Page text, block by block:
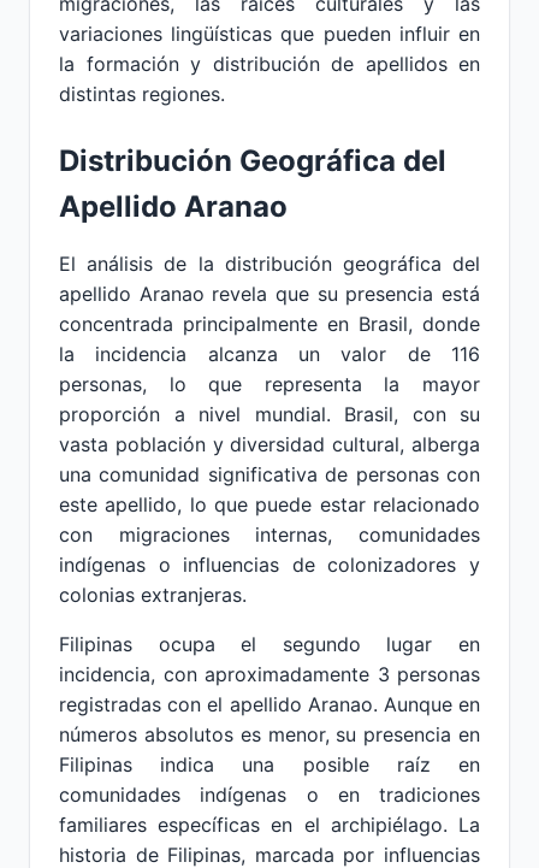
variaciones lingüísticas que pueden influir en
la formación y distribución de apellidos en
distintas regiones.
Distribución Geográfica del
Apellido Aranao
El análisis de la distribución geográfica del
apellido Aranao revela que su presencia está
concentrada principalmente en Brasil, donde
la incidencia alcanza un valor de 116
personas, lo que representa la mayor
proporción a nivel mundial. Brasil, con su
vasta población y diversidad cultural, alberga
una comunidad significativa de personas con
este apellido, lo que puede estar relacionado
con migraciones internas, comunidades
indígenas o influencias de colonizadores y
colonias extranjeras.
Filipinas ocupa el segundo lugar en
incidencia, con aproximadamente 3 personas
registradas con el apellido Aranao. Aunque en
números absolutos es menor, su presencia en
Filipinas indica una posible raíz en
comunidades indígenas o en tradiciones
familiares específicas en el archipiélago. La
historia de Filipinas, marcada por influencias